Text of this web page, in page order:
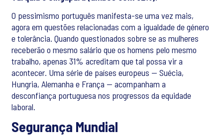
O pessimismo português manifesta-se uma vez mais,
agora em questões relacionadas com a igualdade de género
e tolerância. Quando questionados sobre se as mulheres
receberão o mesmo salário que os homens pelo mesmo
trabalho, apenas 31% acreditam que tal possa vir a
acontecer. Uma série de países europeus — Suécia,
Hungria, Alemanha e França — acompanham a
desconfiança portuguesa nos progressos da equidade
laboral.
Segurança Mundial